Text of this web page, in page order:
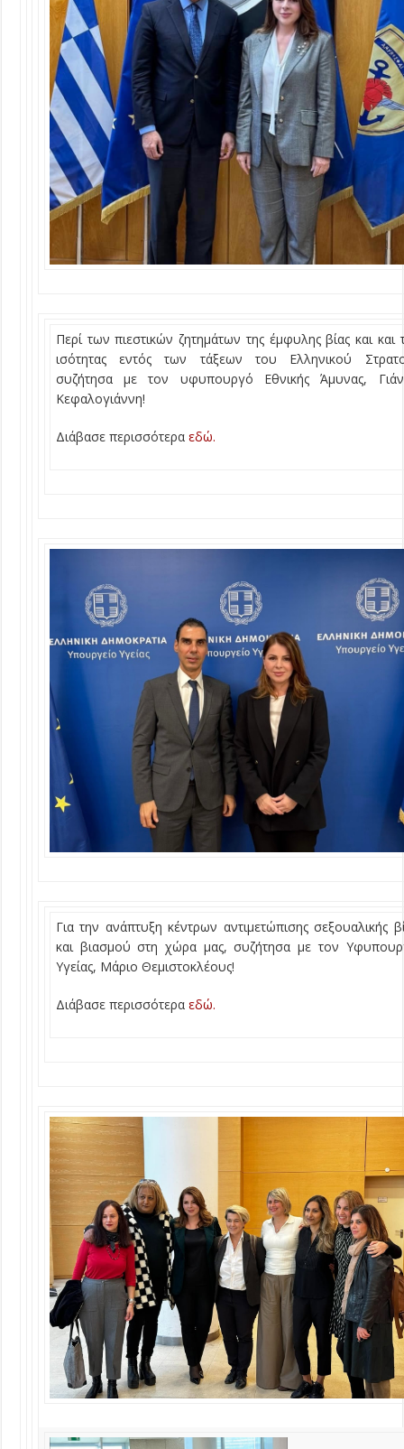
Περί των πιεστικών ζητημάτων της έμφυλης βίας και και
ισότητας εντός των τάξεων του Ελληνικού
συζήτησα με τον υφυπουργό Εθνικής Άμυνας,
Κεφαλογιάννη!
Διάβασε περισσότερα εδώ.
Για την ανάπτυξη κέντρων αντιμετώπισης σεξουαλικής
και βιασμού στη χώρα μας, συζήτησα με τον
Υγείας, Μάριο Θεμιστοκλέους!
Διάβασε περισσότερα εδώ.